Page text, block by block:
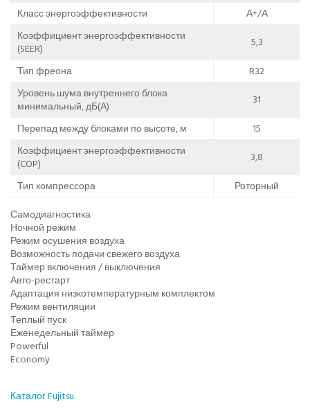
Класс энергоэффективности
А+/А
Коэффициент энергоэффективности
(SEER)
5,3
Тип фреона
R32
Уровень шума внутреннего блока
минимальный, дБ(А)
31
Перепад между блоками по высоте, м
15
Коэффициент энергоэффективности
(COP)
3,8
Тип компрессора
Роторный
Самодиагностика
Ночной режим
Режим осушения воздуха
Возможность подачи свежего воздуха
Таймер включения / выключения
Авто-рестарт
Адаптация низкотемпературным комплектом
Режим вентиляции
Теплый пуск
Еженедельный таймер
Powerful
Economy
Каталог Fujitsu